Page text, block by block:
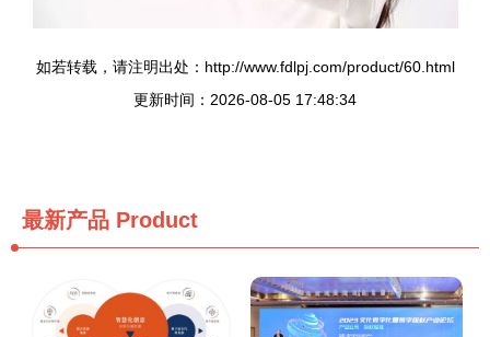
如若转载，请注明出处：http://www.fdlpj.com/product/60.html
更新时间：2026-08-05 17:48:34
最新产品 Product